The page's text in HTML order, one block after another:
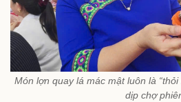
Món lợn quay lá mác mật luôn là
dịp chợ